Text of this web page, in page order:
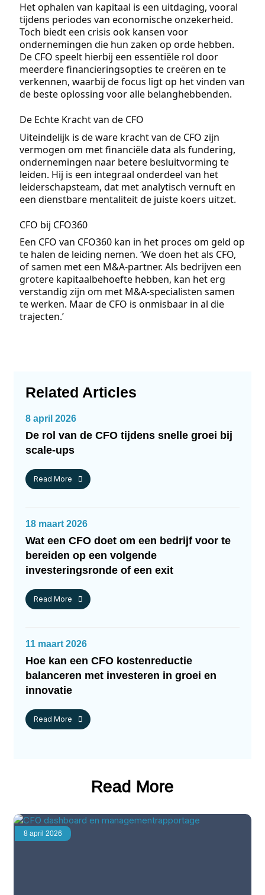
Het ophalen van kapitaal is een uitdaging, vooral
tijdens periodes van economische onzekerheid.
Toch biedt een crisis ook kansen voor
ondernemingen die hun zaken op orde hebben.
De CFO speelt hierbij een essentiële rol door
meerdere financieringsopties te creëren en te
verkennen, waarbij de focus ligt op het vinden van
de beste oplossing voor alle belanghebbenden.
De Echte Kracht van de CFO
Uiteindelijk is de ware kracht van de CFO zijn
vermogen om met financiële data als fundering,
ondernemingen naar betere besluitvorming te
leiden. Hij is een integraal onderdeel van het
leiderschapsteam, dat met analytisch vernuft en
een dienstbare mentaliteit de juiste koers uitzet.
CFO bij CFO360
Een CFO van CFO360 kan in het proces om geld op
te halen de leiding nemen. ‘We doen het als CFO,
of samen met een M&A-partner. Als bedrijven een
grotere kapitaalbehoefte hebben, kan het erg
verstandig zijn om met M&A-specialisten samen
te werken. Maar de CFO is onmisbaar in al die
trajecten.’
Related Articles
De rol van de CFO tijdens snelle groei bij
scale-ups
8 april 2026
Read More
Wat een CFO doet om een bedrijf voor te
bereiden op een volgende
investeringsronde of een exit
18 maart 2026
Read More
Hoe kan een CFO kostenreductie
balanceren met investeren in groei en
innovatie
11 maart 2026
Read More
Read More
8 april 2026